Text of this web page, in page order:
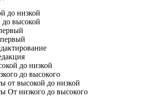
до низкой
до высокой
до низкой
до высокого
от высокой до низкой
От низкого до высокого